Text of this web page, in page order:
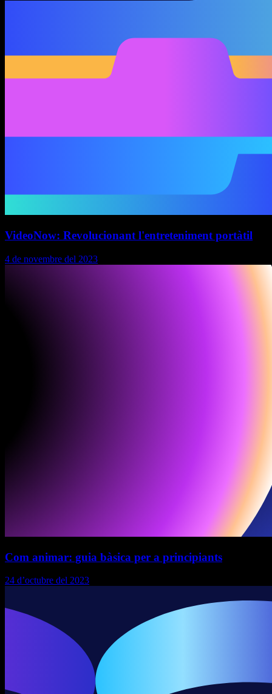
VideoNow: Revolucionant l'entreteniment portàtil
4 de novembre del 2023
Com animar: guia bàsica per a principiants
24 d’octubre del 2023